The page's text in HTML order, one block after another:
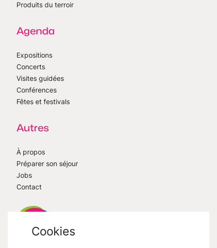
Produits du terroir
Agenda
Expositions
Concerts
Visites guidées
Conférences
Fêtes et festivals
Autres
À propos
Préparer son séjour
Jobs
Contact
Cookies